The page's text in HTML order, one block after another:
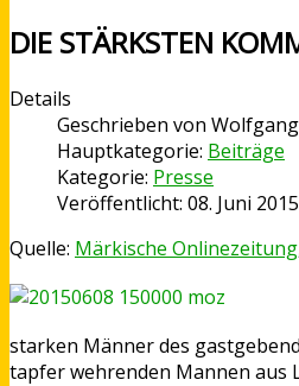
DIE STÄRKSTEN
Details
Geschrieben von
Hauptkategorie: Beiträge
Kategorie: Presse
Veröffentlicht: 08. Juni 2015
Quelle: Märkische Onlinezeitung
starken Männer des
tapfer wehrenden Mannen aus